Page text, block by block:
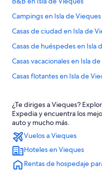
Campings en Isla de Vieques
Casas de ciudad en Isla de
Casas de huéspedes en Isla
Casas vacacionales en Isla
Casas flotantes en Isla de
Apartamentos en Isla de
Hoteles con spa en Isla de
Hoteles todo incluido en Isla
Hoteles de lujo en Isla de
Hoteles en la playa en Isla
¿Te diriges a Vieques?
Expedia y encuentra los
auto y mucho más.
Vuelos a Vieques
Hoteles en Vieques
Rentas de hospedaje